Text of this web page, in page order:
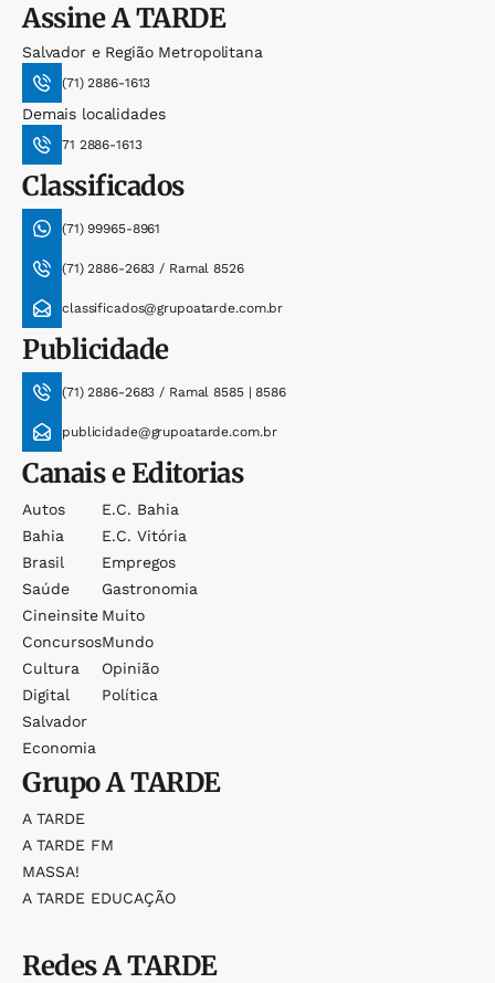
AssineA TARDE
Salvador e Região Metropolitana
(71) 2886-1613
Demais localidades
71 2886-1613
Classificados
(71) 99965-8961
(71) 2886-2683 / Ramal 8526
classificados@grupoatarde.com.br
Publicidade
(71) 2886-2683 / Ramal 8585 | 8586
publicidade@grupoatarde.com.br
Canais e Editorias
Autos
Bahia
Brasil
Saúde
Cineinsite
Concursos
Cultura
Digital
Salvador
Economia
E.c. Bahia
E.c. Vitória
Empregos
Gastronomia
Muito
Mundo
Opinião
Política
GrupoA TARDE
A TARDE
A TARDE FM
MASSA!
A TARDE EDUCAÇÃO
RedesA TARDE